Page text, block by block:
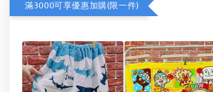
滿3000可享優惠加購(限一件)